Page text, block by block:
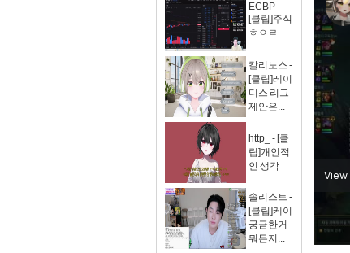
ECBP -
[클립]주식
ㅎㅇㄹ
칼리노스 -
[클립]레이
디스 리그
제안은...
http_ - [클
립]개인적
인 생각
솔리스트 -
[클립]케이
궁금한거
뭐든지...